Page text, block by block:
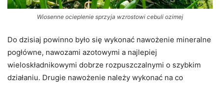
Wiosenne ocieplenie sprzyja wzrostowi cebuli ozimej
Do dzisiaj powinno było się wykonać nawożenie mineralne
pogłówne, nawozami azotowymi a najlepiej
wieloskładnikowymi dobrze rozpuszczalnymi o szybkim
działaniu. Drugie nawożenie należy wykonać na co